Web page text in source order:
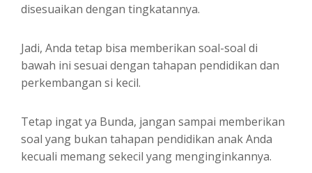
disesuaikan dengan tingkatannya.
Jadi, Anda tetap bisa memberikan soal-soal di
bawah ini sesuai dengan tahapan pendidikan dan
perkembangan si kecil.
Tetap ingat ya Bunda, jangan sampai memberikan
soal yang bukan tahapan pendidikan anak Anda
kecuali memang sekecil yang menginginkannya.